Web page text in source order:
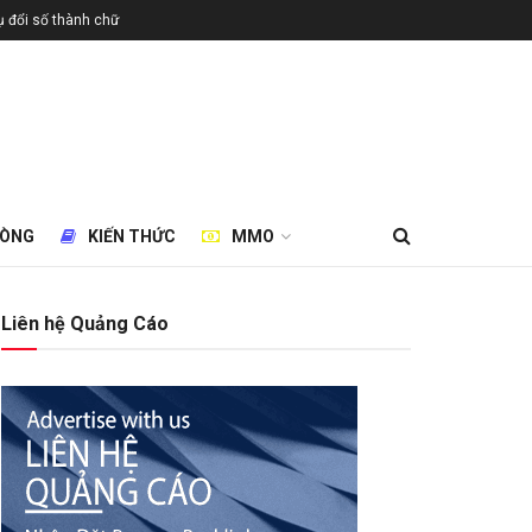
đổi số thành chữ
KIẾN THỨC MMO
Liên hệ Quảng Cáo